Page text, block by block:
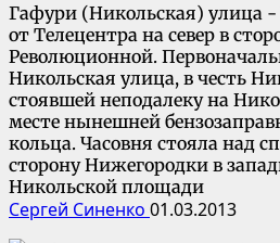
Гафури (Никольская) улица
от Телецентра на север в
Революционной.
Никольская улица, в честь
стоявшей неподалеку на
месте нынешней
кольца. Часовня стояла над
сторону Нижегородки в
Никольской площади
Сергей Синенко 01.03.2013